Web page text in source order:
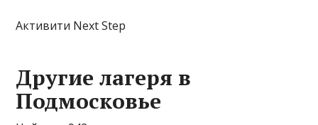
Активити Next Step
Другие лагеря в
Подмосковье